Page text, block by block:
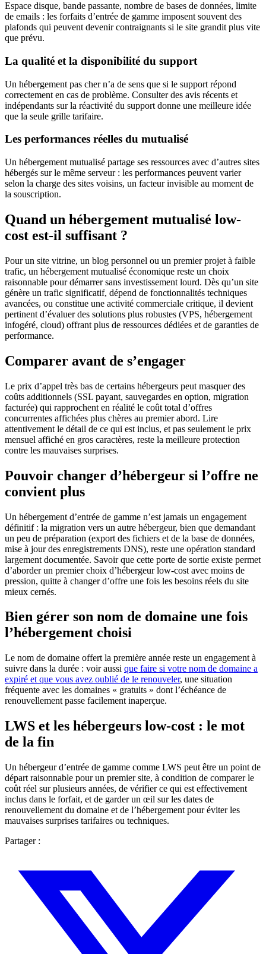
Espace disque, bande passante, nombre de bases de données, limite
de emails : les forfaits d’entrée de gamme imposent souvent des
plafonds qui peuvent devenir contraignants si le site grandit plus vite
que prévu.
La qualité et la disponibilité du support
Un hébergement pas cher n’a de sens que si le support répond
correctement en cas de problème. Consulter des avis récents et
indépendants sur la réactivité du support donne une meilleure idée
que la seule grille tarifaire.
Les performances réelles du mutualisé
Un hébergement mutualisé partage ses ressources avec d’autres sites
hébergés sur le même serveur : les performances peuvent varier
selon la charge des sites voisins, un facteur invisible au moment de
la souscription.
Quand un hébergement mutualisé low-
cost est-il suffisant ?
Pour un site vitrine, un blog personnel ou un premier projet à faible
trafic, un hébergement mutualisé économique reste un choix
raisonnable pour démarrer sans investissement lourd. Dès qu’un site
génère un trafic significatif, dépend de fonctionnalités techniques
avancées, ou constitue une activité commerciale critique, il devient
pertinent d’évaluer des solutions plus robustes (VPS, hébergement
infogéré, cloud) offrant plus de ressources dédiées et de garanties de
performance.
Comparer avant de s’engager
Le prix d’appel très bas de certains hébergeurs peut masquer des
coûts additionnels (SSL payant, sauvegardes en option, migration
facturée) qui rapprochent en réalité le coût total d’offres
concurrentes affichées plus chères au premier abord. Lire
attentivement le détail de ce qui est inclus, et pas seulement le prix
mensuel affiché en gros caractères, reste la meilleure protection
contre les mauvaises surprises.
Pouvoir changer d’hébergeur si l’offre ne
convient plus
Un hébergement d’entrée de gamme n’est jamais un engagement
définitif : la migration vers un autre hébergeur, bien que demandant
un peu de préparation (export des fichiers et de la base de données,
mise à jour des enregistrements DNS), reste une opération standard
largement documentée. Savoir que cette porte de sortie existe permet
d’aborder un premier choix d’hébergeur low-cost avec moins de
pression, quitte à changer d’offre une fois les besoins réels du site
mieux cernés.
Bien gérer son nom de domaine une fois
l’hébergement choisi
Le nom de domaine offert la première année reste un engagement à
suivre dans la durée : voir aussi que faire si votre nom de domaine a
expiré et que vous avez oublié de le renouveler, une situation
fréquente avec les domaines « gratuits » dont l’échéance de
renouvellement passe facilement inaperçue.
LWS et les hébergeurs low-cost : le mot
de la fin
Un hébergeur d’entrée de gamme comme LWS peut être un point de
départ raisonnable pour un premier site, à condition de comparer le
coût réel sur plusieurs années, de vérifier ce qui est effectivement
inclus dans le forfait, et de garder un œil sur les dates de
renouvellement du domaine et de l’hébergement pour éviter les
mauvaises surprises tarifaires ou techniques.
Partager :